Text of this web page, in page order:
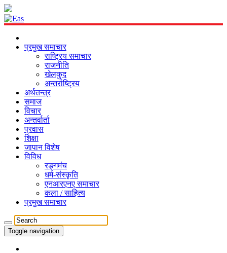
प्रमुख समाचार
राष्ट्रिय समाचार
राजनीति
खेलकुद
अन्तर्राष्ट्रिय
अर्थतन्त्र
समाज
विचार
अन्तर्वार्ता
प्रवास
शिक्षा
जापान विशेष
विविध
रङ्गमंच
धर्म-संस्कृति
एनआरएनए समाचार
कला / साहित्य
प्रमुख समाचार
Toggle navigation